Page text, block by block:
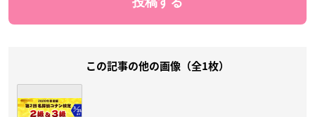
この記事の他の画像（全1枚）